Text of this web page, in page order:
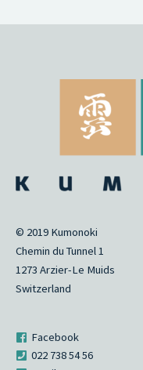
© 2019 Kumonoki
Chemin du Tunnel 1
1273 Arzier-Le Muids
Switzerland
Facebook
022 738 54 56